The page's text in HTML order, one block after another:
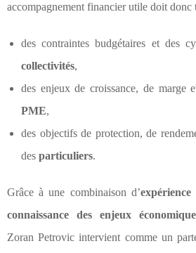
accompagnement financier utile doit donc
des contraintes budgétaires et des
collectivités,
des enjeux de croissance, de marge
PME,
des objectifs de protection, de
des particuliers.
Grâce à une combinaison d’
connaissance des enjeux
Zoran Petrovic intervient comme un